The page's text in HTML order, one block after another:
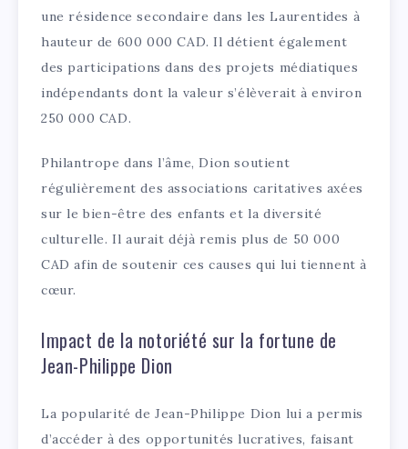
une résidence secondaire dans les Laurentides à
hauteur de 600 000 CAD. Il détient également
des participations dans des projets médiatiques
indépendants dont la valeur s’élèverait à environ
250 000 CAD.
Philantrope dans l’âme, Dion soutient
régulièrement des associations caritatives axées
sur le bien-être des enfants et la diversité
culturelle. Il aurait déjà remis plus de 50 000
CAD afin de soutenir ces causes qui lui tiennent à
cœur.
Impact de la notoriété sur la fortune de
Jean-Philippe Dion
La popularité de Jean-Philippe Dion lui a permis
d’accéder à des opportunités lucratives, faisant